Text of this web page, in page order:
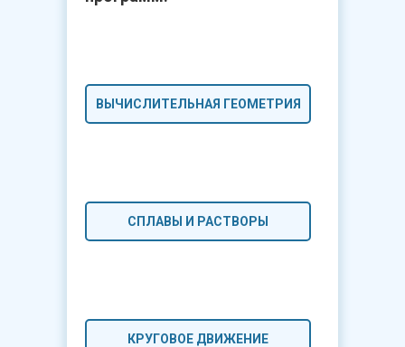
ВЫЧИСЛИТЕЛЬНАЯ ГЕОМЕТРИЯ
СПЛАВЫ И РАСТВОРЫ
КРУГОВОЕ ДВИЖЕНИЕ